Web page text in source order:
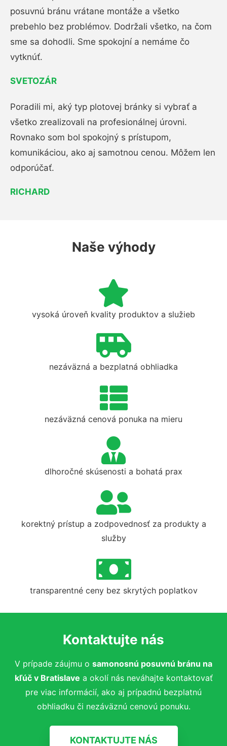
posuvnú bránu vrátane montáže a všetko
prebehlo bez problémov. Dodržali všetko, na čom
sme sa dohodli. Sme spokojní a nemáme čo
vytknúť.
SVETOZÁR
Poradili mi, aký typ plotovej bránky si vybrať a
všetko zrealizovali na profesionálnej úrovni.
Rovnako som bol spokojný s prístupom,
komunikáciou, ako aj samotnou cenou. Môžem len
odporúčať.
RICHARD
Naše výhody
vysoká úroveň kvality produktov a služieb
nezáväzná a bezplatná obhliadka
nezáväzná cenová ponuka na mieru
dlhoročné skúsenosti a bohatá prax
korektný prístup a zodpovednosť za produkty a
služby
transparentné ceny bez skrytých poplatkov
Kontaktujte nás
V prípade záujmu o samonosnú posuvnú bránu na
kľúčv Bratislave a okolí nás neváhajte kontaktovať
pre viac informácií, ako aj prípadnú bezplatnú
obhliadku či nezáväznú cenovú ponuku.
KONTAKTUJTE NÁS